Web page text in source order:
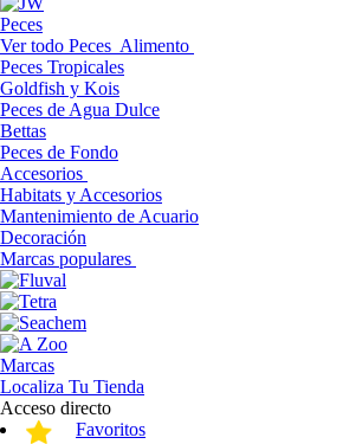
Peces
Ver todo Peces Alimento
Peces Tropicales
Goldfish y Kois
Peces de Agua Dulce
Bettas
Peces de Fondo
Accesorios
Habitats y Accesorios
Mantenimiento de Acuario
Decoración
Marcas populares
Marcas
Localiza Tu Tienda
Acceso directo
Favoritos